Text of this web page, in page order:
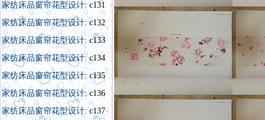
家纺床品窗帘花型设计: c131
家纺床品窗帘花型设计: c132
家纺床品窗帘花型设计: c133
家纺床品窗帘花型设计: c134
家纺床品窗帘花型设计: c135
家纺床品窗帘花型设计: c136
家纺床品窗帘花型设计: c137